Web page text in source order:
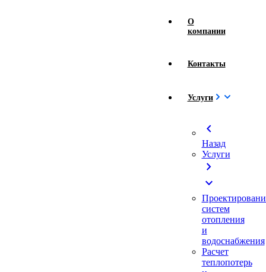
О
компании
Контакты
Услуги
chevron_left
Назад
Услуги
chevron_right
expand_more
систем
отопления
и
водоснабжения
Расчет
теплопотерь